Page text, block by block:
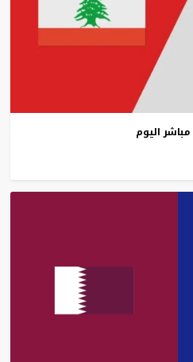
مباشر اليوم